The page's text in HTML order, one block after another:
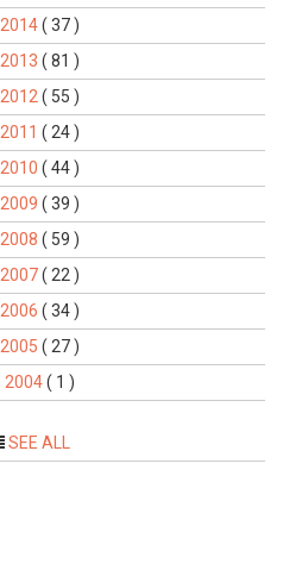
2014( 37 )
2013 ( 81 )
2012 ( 55 )
2011 ( 24 )
2010 ( 44 )
2009 ( 39 )
2008 ( 59 )
2007( 22 )
2006 ( 34 )
2005 ( 27 )
2004( 1 )
SEE ALL